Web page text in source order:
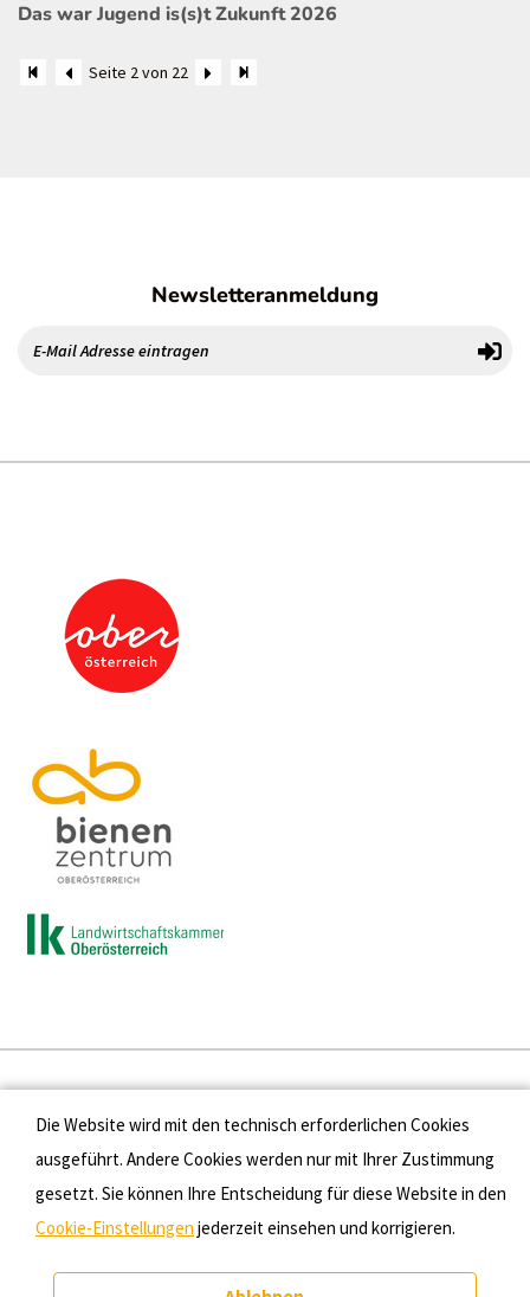
Das war Jugend is(s)t Zukunft 2026
Seite 2 von 22
Newsletteranmeldung
Presse
Kontakt
Datenschutz
Die Website wird mit den technisch erforderlichen Cookies
ausgeführt. Andere Cookies werden nur mit Ihrer Zustimmung
gesetzt. Sie können Ihre Entscheidung für diese Website in den
Cookie-Einstellungen jederzeit einsehen und korrigieren.